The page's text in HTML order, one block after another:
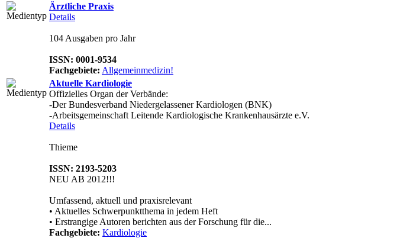
Ärztliche Praxis
Details
104 Ausgaben pro Jahr
ISSN: 0001-9534
Fachgebiete: Allgemeinmedizin!
Aktuelle Kardiologie
Offizielles Organ der Verbände:
-Der Bundesverband Niedergelassener Kardiologen (BNK)
-Arbeitsgemeinschaft Leitende Kardiologische Krankenhausärzte e.V.
Details
Thieme
ISSN: 2193-5203
NEU AB 2012!!!
Umfassend, aktuell und praxisrelevant
• Aktuelles Schwerpunktthema in jedem Heft
• Erstrangige Autoren berichten aus der Forschung für die...
Fachgebiete: Kardiologie